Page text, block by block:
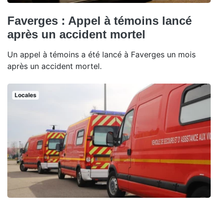
Faverges : Appel à témoins lancé
après un accident mortel
Un appel à témoins a été lancé à Faverges un mois
après un accident mortel.
Locales